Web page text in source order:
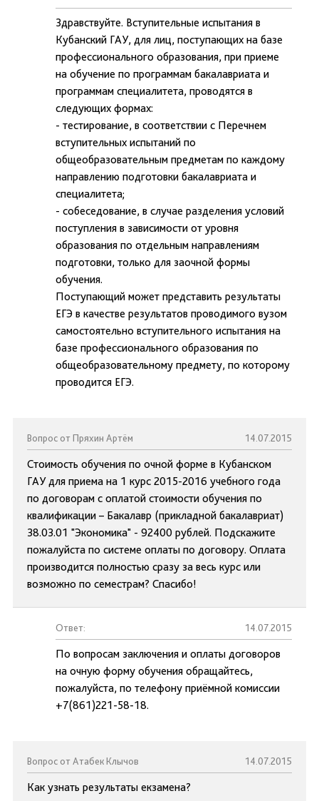
Здравствуйте. Вступительные испытания в
Кубанский ГАУ, для лиц, поступающих на базе
профессионального образования, при приеме
на обучение по программам бакалавриата и
программам специалитета, проводятся в
следующих формах:
- тестирование, в соответствии с Перечнем
вступительных испытаний по
общеобразовательным предметам по каждому
направлению подготовки бакалавриата и
специалитета;
- собеседование, в случае разделения условий
поступления в зависимости от уровня
образования по отдельным направлениям
подготовки, только для заочной формы
обучения.
Поступающий может представить результаты
ЕГЭ в качестве результатов проводимого вузом
самостоятельно вступительного испытания на
базе профессионального образования по
общеобразовательному предмету, по которому
проводится ЕГЭ.
Вопрос от Пряхин Артём 14.07.2015
Стоимость обучения по очной форме в Кубанском
ГАУ для приема на 1 курс 2015-2016 учебного года
по договорам с оплатой стоимости обучения по
квалификации – Бакалавр (прикладной бакалавриат)
38.03.01 "Экономика" - 92400 рублей. Подскажите
пожалуйста по системе оплаты по договору. Оплата
производится полностью сразу за весь курс или
возможно по семестрам? Спасибо!
Ответ: 14.07.2015
По вопросам заключения и оплаты договоров
на очную форму обучения обращайтесь,
пожалуйста, по телефону приёмной комиссии
+7(861)221-58-18.
Вопрос от Атабек Клычов 14.07.2015
Как узнать результаты екзамена?